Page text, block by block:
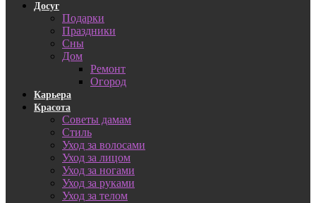
Досуг
Подарки
Праздники
Сны
Дом
Ремонт
Огород
Карьера
Красота
Советы дамам
Стиль
Уход за волосами
Уход за лицом
Уход за ногами
Уход за руками
Уход за телом